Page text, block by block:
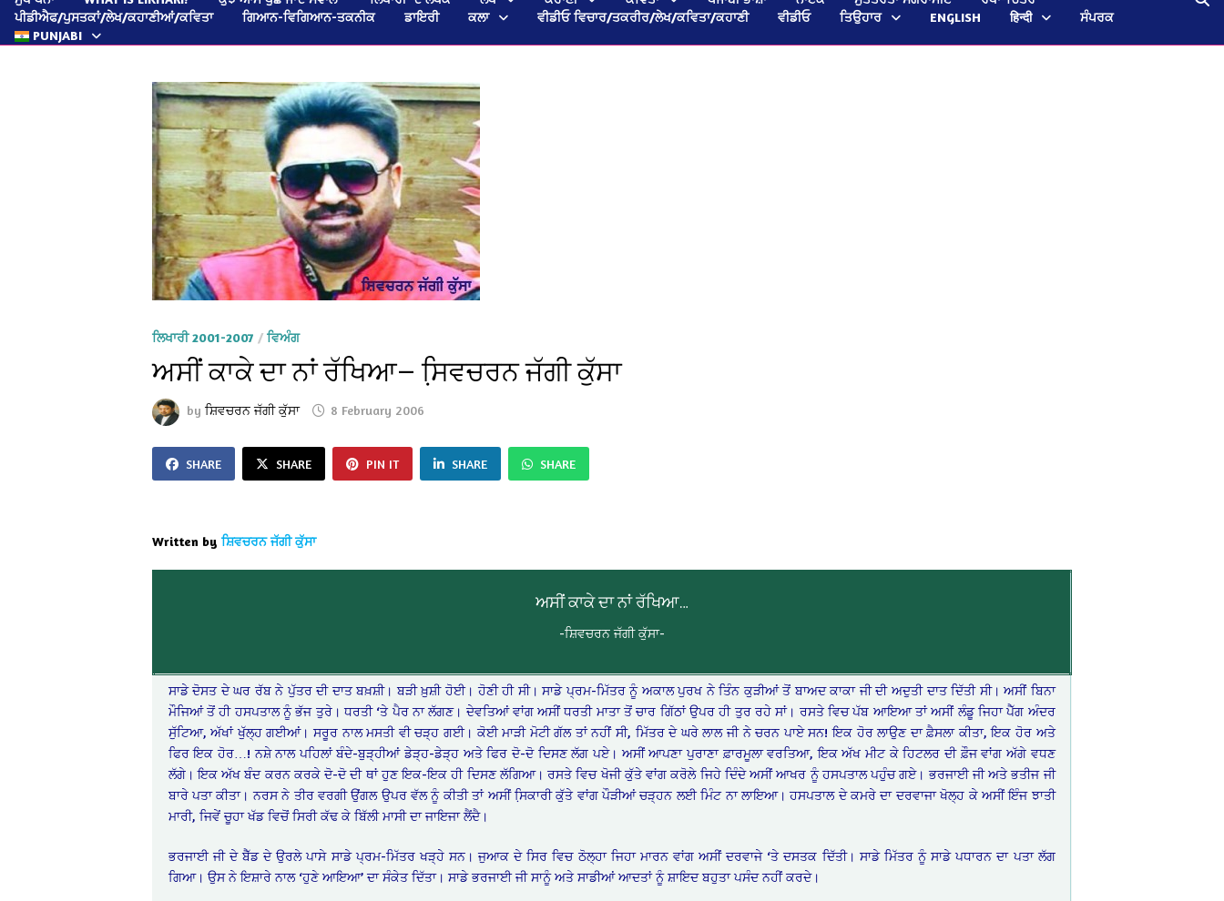
ਪੀਡੀਐਫ/ਪੁਸਤਕਾਂ/ਲੇਖ/ਕਹਾਣੀਆਂ/ਕਵਿਤਾ
ਗਿਆਨ-ਵਿਗਿਆਨ-ਤਕਨੀਕ ਡਾਇਰੀ ਕਲਾ ਵੀਡੀਓ ਵਿਚਾਰ/ਤਕਰੀਰ/ਲੇਖ/ਕਵਿਤਾ/ਕਹਾਣੀ ਵੀਡੀਓ ਤਿਉਹਾਰ ENGLISH हिन्दी
ਸੰਪਰਕ
PUNJABI
ਲਿਖਾਰੀ 2001-2007 / ਵਿਅੰਗ
ਅਸੀਂ ਕਾਕੇ ਦਾ ਨਾਂ ਰੱਖਿਆ— ਸਿ਼ਵਚਰਨ ਜੱਗੀ ਕੁੱਸਾ
by ਸ਼ਿਵਚਰਨ ਜੱਗੀ ਕੁੱਸਾ 8 February 2006
SHARE SHARE PIN IT SHARE SHARE
Written by ਸ਼ਿਵਚਰਨ ਜੱਗੀ ਕੁੱਸਾ
ਅਸੀਂ ਕਾਕੇ ਦਾ ਨਾਂ ਰੱਖਿਆ…
-ਸ਼ਿਵਚਰਨ ਜੱਗੀ ਕੁੱਸਾ-
ਸਾਡੇ ਦੋਸਤ ਦੇ ਘਰ ਰੱਬ ਨੇ ਪੁੱਤਰ ਦੀ ਦਾਤ ਬਖ਼ਸ਼ੀ। ਬੜੀ ਖ਼ੁਸ਼ੀ ਹੋਈ। ਹੋਣੀ ਹੀ ਸੀ। ਸਾਡੇ ਪ੍ਰਮ-ਮਿੱਤਰ ਨੂੰ ਅਕਾਲ ਪੁਰਖ ਨੇ ਤਿੰਨ ਕੁੜੀਆਂ ਤੋਂ ਬਾਅਦ ਕਾਕਾ ਜੀ ਦੀ ਅਦੁਤੀ ਦਾਤ ਦਿੱਤੀ ਸੀ। ਅਸੀਂ ਬਿਨਾ
ਮੌਜਿਆਂ ਤੋਂ ਹੀ ਹਸਪਤਾਲ ਨੂੰ ਭੱਜ ਤੁਰੇ। ਧਰਤੀ ‘ਤੇ ਪੈਰ ਨਾ ਲੱਗਣ। ਦੇਵਤਿਆਂ ਵਾਂਗ ਅਸੀਂ ਧਰਤੀ ਮਾਤਾ ਤੋਂ ਚਾਰ ਗਿੱਠਾਂ ਉਪਰ ਹੀ ਤੁਰ ਰਹੇ ਸਾਂ। ਰਸਤੇ ਵਿਚ ਪੱਬ ਆਇਆ ਤਾਂ ਅਸੀਂ ਲੰਡੂ ਜਿਹਾ ਪੈੱਗ ਅੰਦਰ
ਸੁੱਟਿਆ, ਅੱਖਾਂ ਖੁੱਲ੍ਹ ਗਈਆਂ। ਸਰੂਰ ਨਾਲ ਮਸਤੀ ਵੀ ਚੜ੍ਹ ਗਈ। ਕੋਈ ਮਾੜੀ ਮੋਟੀ ਗੱਲ ਤਾਂ ਨਹੀਂ ਸੀ, ਮਿੱਤਰ ਦੇ ਘਰੇ ਲਾਲ ਜੀ ਨੇ ਚਰਨ ਪਾਏ ਸਨ! ਇਕ ਹੋਰ ਲਾਉਣ ਦਾ ਫ਼ੈਸਲਾ ਕੀਤਾ, ਇਕ ਹੋਰ ਅਤੇ
ਫਿਰ ਇਕ ਹੋਰ…! ਨਸ਼ੇ ਨਾਲ ਪਹਿਲਾਂ ਬੰਦੇ-ਬੁੜ੍ਹੀਆਂ ਡੇੜ੍ਹ-ਡੇੜ੍ਹ ਅਤੇ ਫਿਰ ਦੋ-ਦੋ ਦਿਸਣ ਲੱਗ ਪਏ। ਅਸੀਂ ਆਪਣਾ ਪੁਰਾਣਾ ਫ਼ਾਰਮੂਲਾ ਵਰਤਿਆ, ਇਕ ਅੱਖ ਮੀਟ ਕੇ ਹਿਟਲਰ ਦੀ ਫ਼ੌਜ ਵਾਂਗ ਅੱਗੇ ਵਧਣ
ਲੱਗੇ। ਇਕ ਅੱਖ ਬੰਦ ਕਰਨ ਕਰਕੇ ਦੋ-ਦੋ ਦੀ ਥਾਂ ਹੁਣ ਇਕ-ਇਕ ਹੀ ਦਿਸਣ ਲੱਗਿਆ। ਰਸਤੇ ਵਿਚ ਖੋਜੀ ਕੁੱਤੇ ਵਾਂਗ ਕਰੋਲੇ ਜਿਹੇ ਦਿੰਦੇ ਅਸੀਂ ਆਖਰ ਨੂੰ ਹਸਪਤਾਲ ਪਹੁੰਚ ਗਏ। ਭਰਜਾਈ ਜੀ ਅਤੇ ਭਤੀਜ ਜੀ
ਬਾਰੇ ਪਤਾ ਕੀਤਾ। ਨਰਸ ਨੇ ਤੀਰ ਵਰਗੀ ਉਂਗਲ ਉਪਰ ਵੱਲ ਨੂੰ ਕੀਤੀ ਤਾਂ ਅਸੀਂ ਸਿ਼ਕਾਰੀ ਕੁੱਤੇ ਵਾਂਗ ਪੌੜੀਆਂ ਚੜ੍ਹਨ ਲਈ ਮਿੰਟ ਨਾ ਲਾਇਆ। ਹਸਪਤਾਲ ਦੇ ਕਮਰੇ ਦਾ ਦਰਵਾਜਾ ਖੋਲ੍ਹ ਕੇ ਅਸੀਂ ਇੰਜ ਝਾਤੀ
ਮਾਰੀ, ਜਿਵੇਂ ਚੂਹਾ ਖੱਡ ਵਿਚੋਂ ਸਿਰੀ ਕੱਢ ਕੇ ਬਿੱਲੀ ਮਾਸੀ ਦਾ ਜਾਇਜਾ ਲੈਂਦੈ।
ਭਰਜਾਈ ਜੀ ਦੇ ਬੈੱਡ ਦੇ ਉਰਲੇ ਪਾਸੇ ਸਾਡੇ ਪ੍ਰਮ-ਮਿੱਤਰ ਖੜ੍ਹੇ ਸਨ। ਜੁਆਕ ਦੇ ਸਿਰ ਵਿਚ ਠੋਲ੍ਹਾ ਜਿਹਾ ਮਾਰਨ ਵਾਂਗ ਅਸੀਂ ਦਰਵਾਜੇ ‘ਤੇ ਦਸਤਕ ਦਿੱਤੀ। ਸਾਡੇ ਮਿੱਤਰ ਨੂੰ ਸਾਡੇ ਪਧਾਰਨ ਦਾ ਪਤਾ ਲੱਗ
ਗਿਆ। ਉਸ ਨੇ ਇਸ਼ਾਰੇ ਨਾਲ ‘ਹੁਣੇ ਆਇਆ’ ਦਾ ਸੰਕੇਤ ਦਿੱਤਾ। ਸਾਡੇ ਭਰਜਾਈ ਜੀ ਸਾਨੂੰ ਅਤੇ ਸਾਡੀਆਂ ਆਦਤਾਂ ਨੂੰ ਸ਼ਾਇਦ ਬਹੁਤਾ ਪਸੰਦ ਨਹੀਂ ਕਰਦੇ।